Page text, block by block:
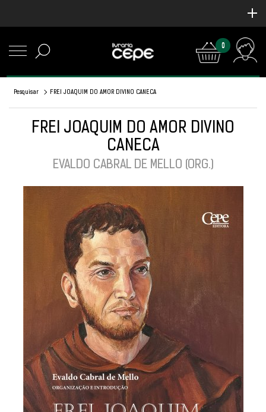
0
Pesquisar FREI JOAQUIM DO AMOR DIVINO CANECA
FREI JOAQUIM DO AMOR DIVINO
CANECA
EVALDO CABRAL DE MELLO (ORG.)